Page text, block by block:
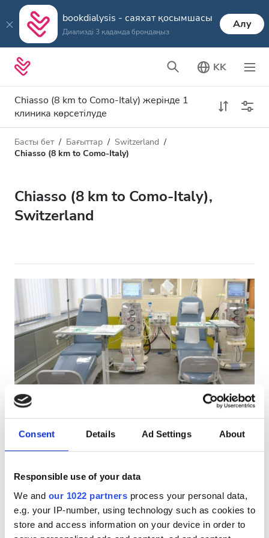
Consent Details Ad Settings About
Responsible use of your data
We and our 1022 partners process your personal data,
e.g. your IP-number, using technology such as cookies to
store and access information on your device in order to
bookdialysis - саяхат қосымшасы
Диализді 3 қадамда брондаңыз
Алу
KK
Chiasso (8 km to Como-Italy) жерінде 1
клиника көрсетілуде
Диализ түрі
HD диализ
Қабылдайды
АИТВ пациенттері
В гепатиті бар пациенттер
С гепатиті бар пациенттер
EHIC
Қызметтер
Теледидар экрандары
Қашықтық
Рейтинг
Баға
Басты бет Бағыттар
Switzerland
Chiasso (8 km to Como-Italy)
Chiasso (8 km to Como-Italy),
Switzerland
MedQualitas Clinic
0.52 км қала орталығынан
Тамаша
1 пікір
Сусындар мен жеңіл тағамдар
Теледидар экрандары
ем үшін